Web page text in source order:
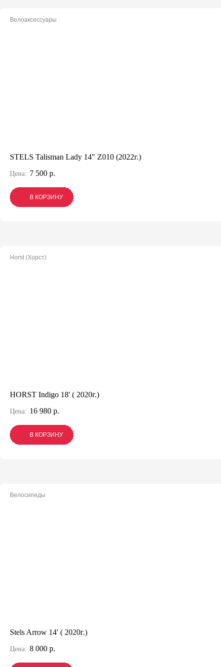
Велоаксессуары
STELS Talisman Lady 14" Z010 (2022г.)
Цена: 7 500 р.
В КОРЗИНУ
В КОРЗИНУ
В КОРЗИНУ
Horst (Хорст)
HORST Indigo 18' ( 2020г.)
Цена: 16 980 р.
В КОРЗИНУ
В КОРЗИНУ
В КОРЗИНУ
Велосипеды
Stels Arrow 14' ( 2020г.)
Цена: 8 000 р.